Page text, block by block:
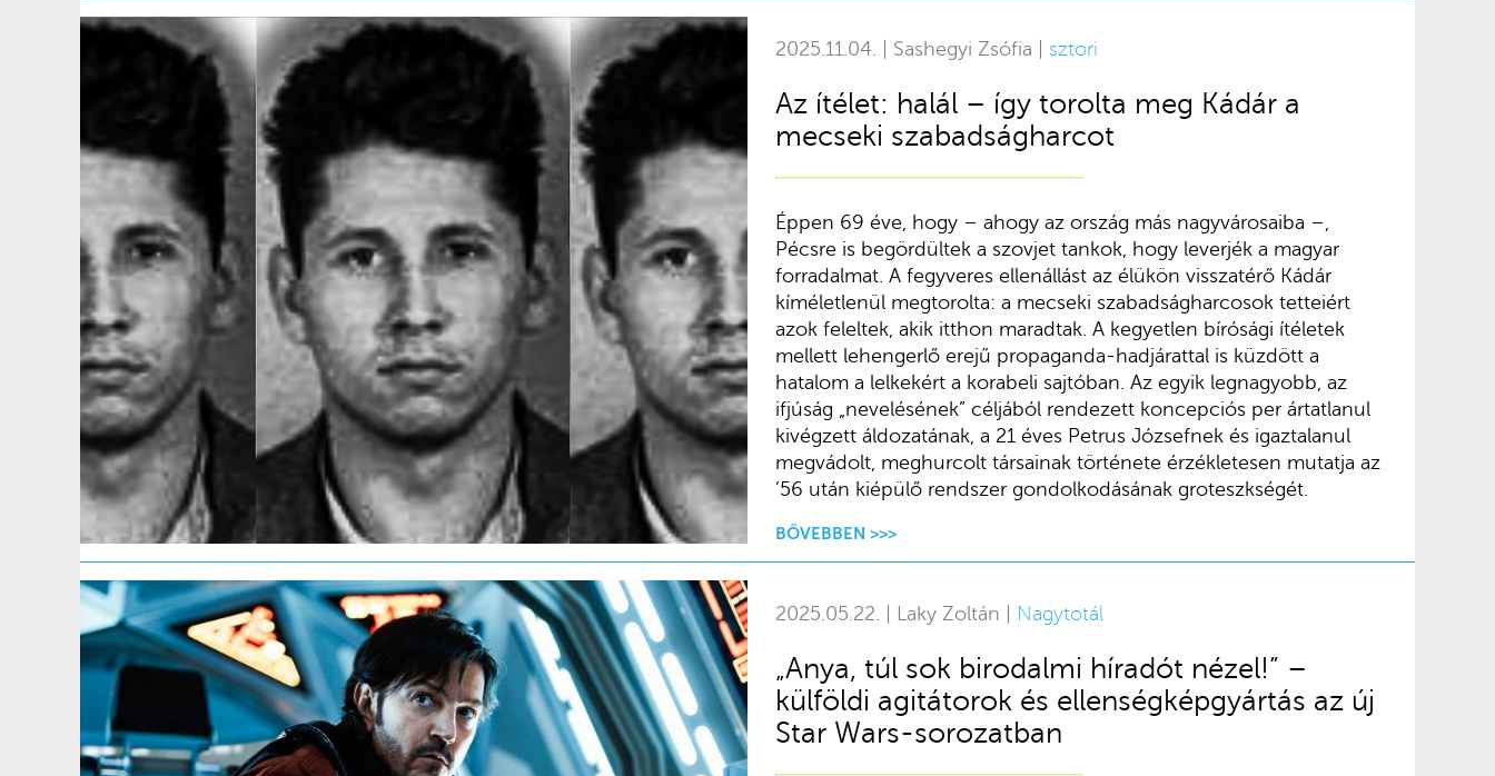
2025.11.04. | Sashegyi Zsófia | sztori
Az ítélet: halál – így torolta meg Kádár a
mecseki szabadságharcot
Éppen 69 éve, hogy – ahogy az ország más nagyvárosaiba –,
Pécsre is begördültek a szovjet tankok, hogy leverjék a magyar
forradalmat. A fegyveres ellenállást az élükön visszatérő Kádár
kíméletlenül megtorolta: a mecseki szabadságharcosok tetteiért
azok feleltek, akik itthon maradtak. A kegyetlen bírósági ítéletek
mellett lehengerlő erejű propaganda-hadjárattal is küzdött a
hatalom a lelkekért a korabeli sajtóban. Az egyik legnagyobb, az
ifjúság „nevelésének” céljából rendezett koncepciós per ártatlanul
kivégzett áldozatának, a 21 éves Petrus Józsefnek és igaztalanul
megvádolt, meghurcolt társainak története érzékletesen mutatja az
’56 után kiépülő rendszer gondolkodásának groteszkségét.
BŐVEBBEN >>>
2025.05.22. | Laky Zoltán | Nagytotál
„Anya, túl sok birodalmi híradót nézel!” –
külföldi agitátorok és ellenségképgyártás az új
Star Wars-sorozatban